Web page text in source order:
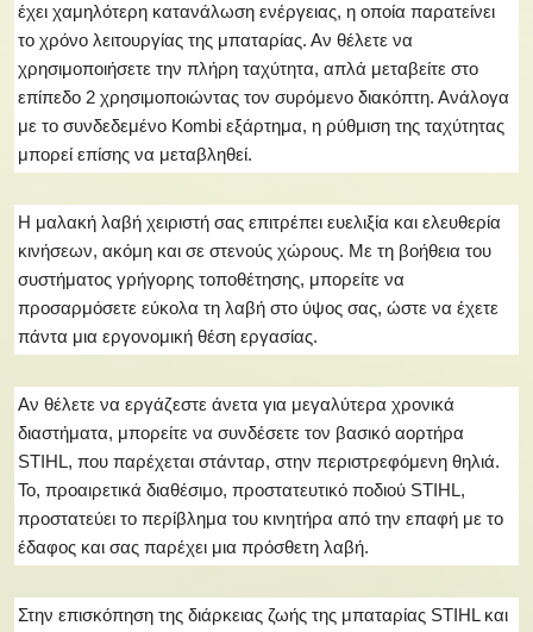
έχει χαμηλότερη κατανάλωση ενέργειας, η οποία παρατείνει
το χρόνο λειτουργίας της μπαταρίας. Αν θέλετε να
χρησιμοποιήσετε την πλήρη ταχύτητα, απλά μεταβείτε στο
επίπεδο 2 χρησιμοποιώντας τον συρόμενο διακόπτη. Ανάλογα
με το συνδεδεμένο Kombi εξάρτημα, η ρύθμιση της ταχύτητας
μπορεί επίσης να μεταβληθεί.
Η μαλακή λαβή χειριστή σας επιτρέπει ευελιξία και ελευθερία
κινήσεων, ακόμη και σε στενούς χώρους. Με τη βοήθεια του
συστήματος γρήγορης τοποθέτησης, μπορείτε να
προσαρμόσετε εύκολα τη λαβή στο ύψος σας, ώστε να έχετε
πάντα μια εργονομική θέση εργασίας.
Αν θέλετε να εργάζεστε άνετα για μεγαλύτερα χρονικά
διαστήματα, μπορείτε να συνδέσετε τον βασικό αορτήρα
STIHL, που παρέχεται στάνταρ, στην περιστρεφόμενη θηλιά.
Το, προαιρετικά διαθέσιμο, προστατευτικό ποδιού STIHL,
προστατεύει το περίβλημα του κινητήρα από την επαφή με το
έδαφος και σας παρέχει μια πρόσθετη λαβή.
Στην επισκόπηση της διάρκειας ζωής της μπαταρίας STIHL και